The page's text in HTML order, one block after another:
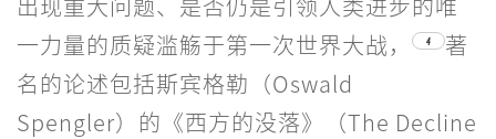
一力量的质疑滥觞于第一次世界大战，
4
著
名的论述包括斯宾格勒（Oswald
Spengler）的《西方的没落》（The Decline